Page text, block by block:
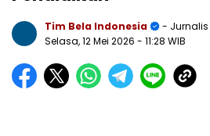
Tim Bela Indonesia
- Jurnalis
Selasa, 12 Mei 2026 - 11:28 WIB